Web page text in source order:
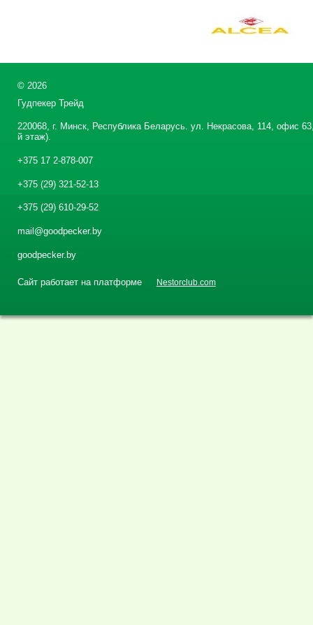
© 2026
Гудпекер Трейд
220068, г. Минск, Республика Беларусь. ул. Некрасова, 114, офис
й этаж).
+375 17 2-878-007
+375 (29) 321-52-13
+375 (29) 610-29-52
mail@goodpecker.by
goodpecker.by
Сайт работает на платформе Nestorclub.com